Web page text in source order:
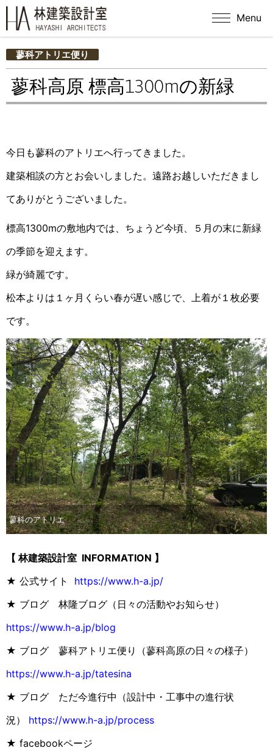
Menu
蓼科アトリエ便り
蓼科高原 標高1300mの新緑
今日も蓼科のアトリエへ行ってきました。
建築相談の方とお会いしました。遠路お越しいただきまし
てありがとうございました。
標高1300mの敷地内では、ちょうど今頃、５月の末に新緑
の季節を迎えます。
緑が綺麗です。
松本よりは１ヶ月くらい春が遅い感じで、上着が１枚必要
です。
蓼科のアトリエ
【 林建築設計室 INFORMATION 】
★ 公式サイト https://www.h-a.jp/
★ ブログ 林隆ブログ（日々の活動やお知らせ）
https://www.h-a.jp/blog
★ ブログ 蓼科アトリエ便り（蓼科高原の日々の様子）
https://www.h-a.jp/tatesina
★ ブログ ただ今進行中（設計中・工事中の進行状
況） https://www.h-a.jp/process
★ facebookページ